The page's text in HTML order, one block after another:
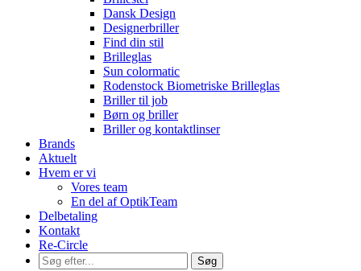
Dansk Design
Designerbriller
Find din stil
Brilleglas
Sun colormatic
Rodenstock Biometriske Brilleglas
Briller til job
Børn og briller
Briller og kontaktlinser
Brands
Aktuelt
Hvem er vi
Vores team
En del af OptikTeam
Delbetaling
Kontakt
Re-Circle